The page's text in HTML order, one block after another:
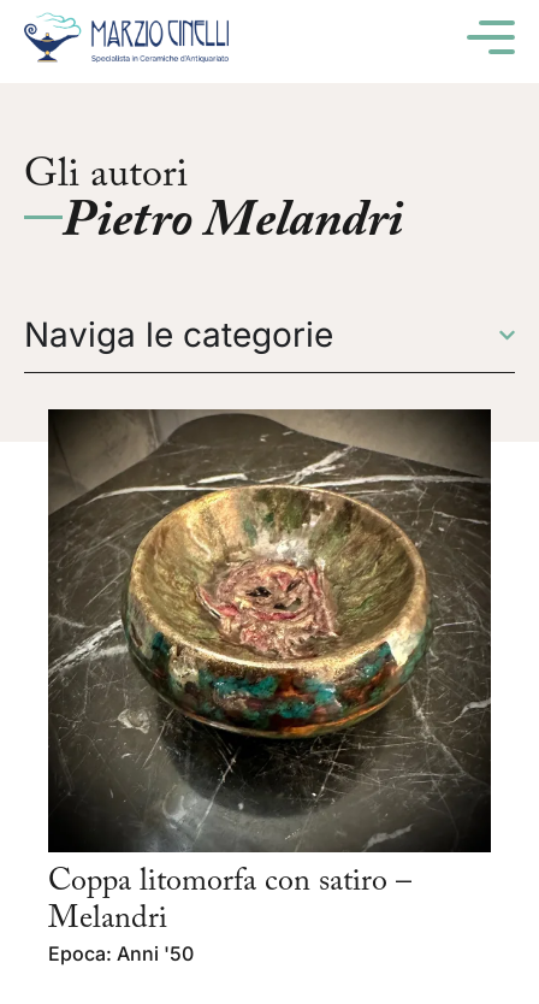
Gli autori
Pietro Melandri
Naviga le categorie
Coppa litomorfa con satiro –
Melandri
Epoca: Anni '50